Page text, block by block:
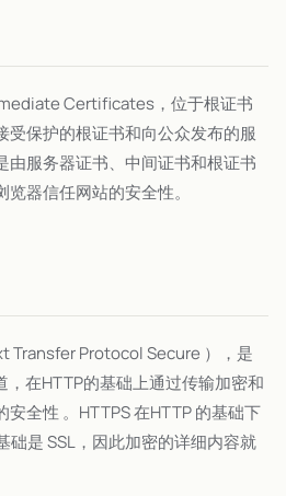
Certificates，位于根证书
受保护的根证书和向公众发布的服
由服务器证书、中间证书和根证书
器信任网站的安全性。
Transfer Protocol Secure ），是
，在HTTP的基础上通过传输加密和
全性 。HTTPS 在HTTP 的基础下
础是 SSL，因此加密的详细内容就